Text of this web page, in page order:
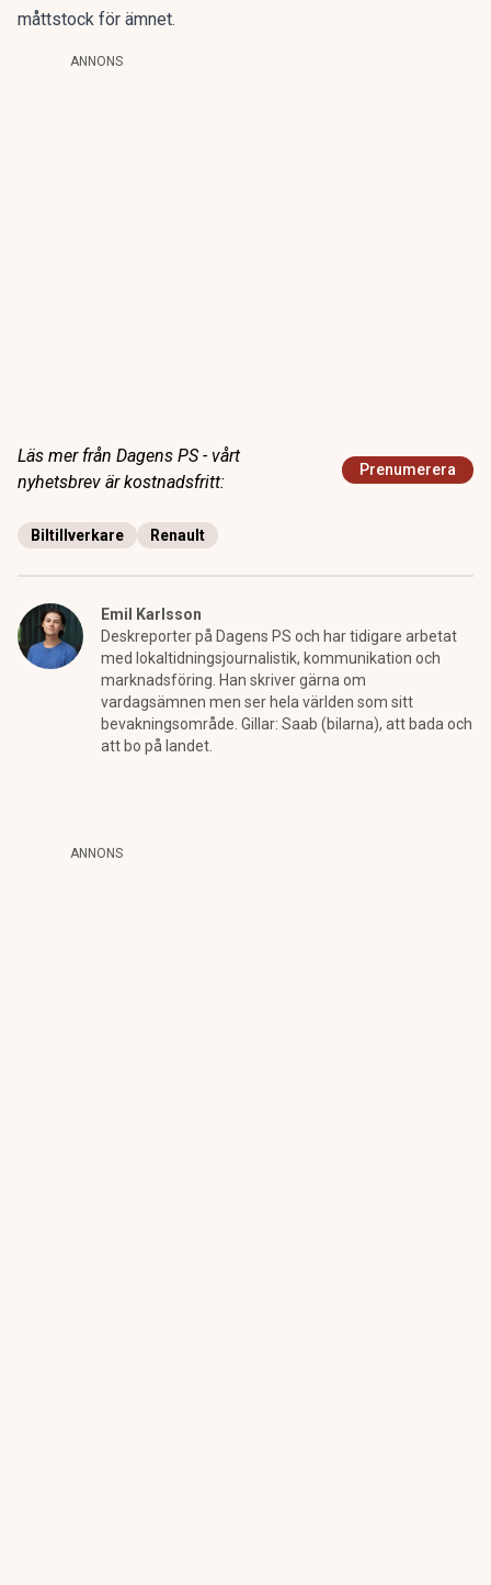
måttstock för ämnet.
ANNONS
Läs mer från Dagens PS - vårt
nyhetsbrev är kostnadsfritt:
Prenumerera
Biltillverkare Renault
Emil Karlsson
Deskreporter på Dagens PS och har tidigare arbetat
med lokaltidningsjournalistik, kommunikation och
marknadsföring. Han skriver gärna om
vardagsämnen men ser hela världen som sitt
bevakningsområde. Gillar: Saab (bilarna), att bada och
att bo på landet.
ANNONS